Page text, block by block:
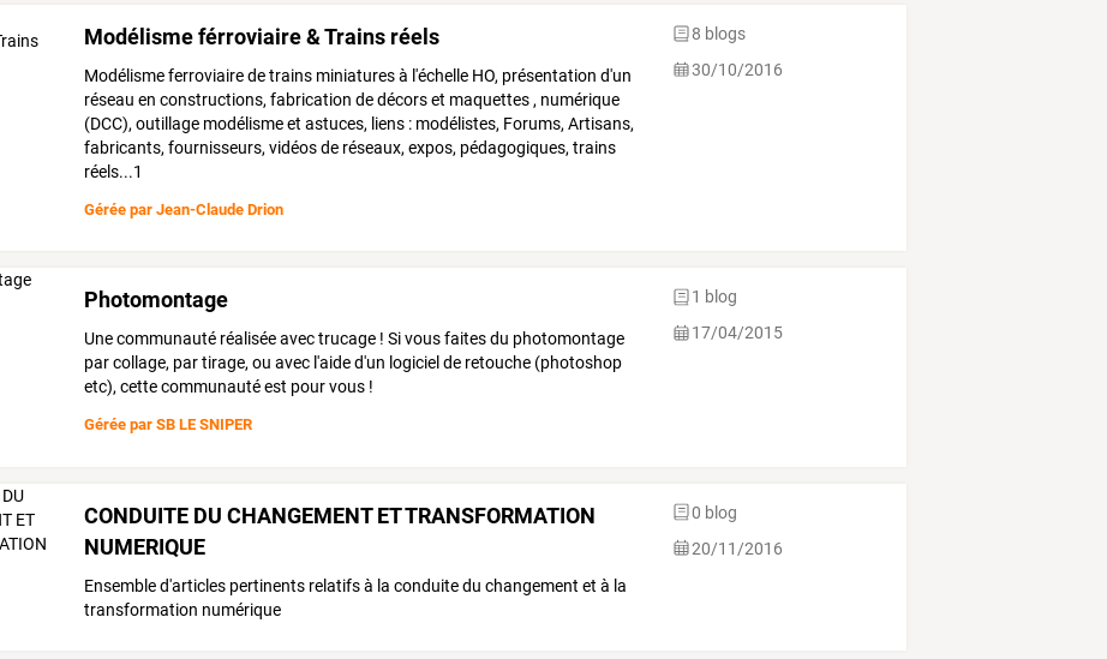
Modélisme férroviaire & Trains réels
Modélisme ferroviaire de trains miniatures à l'échelle HO, présentation d'un
réseau en constructions, fabrication de décors et maquettes , numérique
(DCC), outillage modélisme et astuces, liens : modélistes, Forums, Artisans,
fabricants, fournisseurs, vidéos de réseaux, expos, pédagogiques, trains
réels...1
Gérée par Jean-Claude Drion
8 blogs
30/10/2016
Photomontage
Une communauté réalisée avec trucage ! Si vous faites du photomontage
par collage, par tirage, ou avec l'aide d'un logiciel de retouche (photoshop
etc), cette communauté est pour vous !
Gérée par SB LE SNIPER
1 blog
17/04/2015
CONDUITE DU CHANGEMENT ET TRANSFORMATION
NUMERIQUE
Ensemble d'articles pertinents relatifs à la conduite du changement et à la
transformation numérique
0 blog
20/11/2016